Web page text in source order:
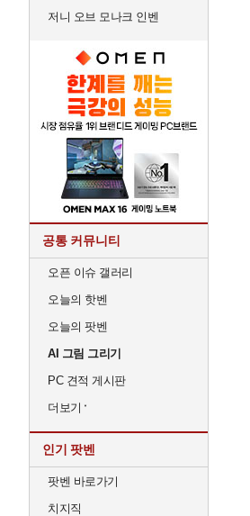
저니 오브 모나크 인벤
공통 커뮤니티
오픈 이슈 갤러리
오늘의 핫벤
오늘의 팟벤
AI 그림 그리기
PC 견적 게시판
더보기
인기 팟벤
팟벤 바로가기
치지직